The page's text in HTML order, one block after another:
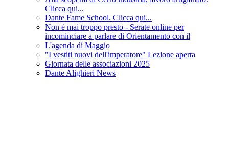
Clicca qui...
Dante Fame School. Clicca qui...
Non è mai troppo presto - Serate online per
incominciare a parlare di Orientamento con il
L'agenda di Maggio
"I vestiti nuovi dell'imperatore" Lezione aperta
Giornata delle associazioni 2025
Dante Alighieri News